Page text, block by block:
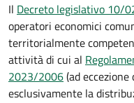
Il Decreto legislativo 10/
operatori economici
territorialmente
attività di cui al
2023/2006(ad
esclusivamente la